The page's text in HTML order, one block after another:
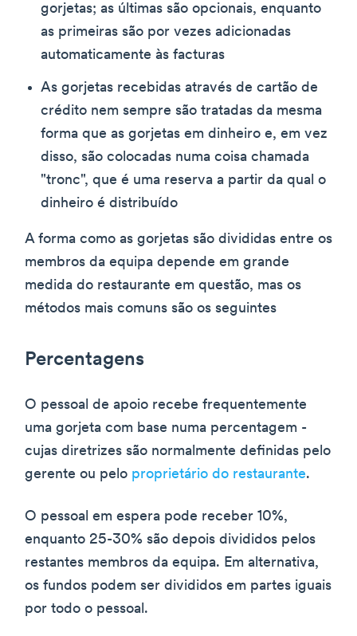
gorjetas; as últimas são opcionais, enquanto
as primeiras são por vezes adicionadas
automaticamente às facturas
As gorjetas recebidas através de cartão de
crédito nem sempre são tratadas da mesma
forma que as gorjetas em dinheiro e, em vez
disso, são colocadas numa coisa chamada
"tronc", que é uma reserva a partir da qual o
dinheiro é distribuído
A forma como as gorjetas são divididas entre os
membros da equipa depende em grande
medida do restaurante em questão, mas os
métodos mais comuns são os seguintes
Percentagens
O pessoal de apoio recebe frequentemente
uma gorjeta com base numa percentagem -
cujas diretrizes são normalmente definidas pelo
gerente ou pelo proprietário do restaurante.
O pessoal em espera pode receber 10%,
enquanto 25-30% são depois divididos pelos
restantes membros da equipa. Em alternativa,
os fundos podem ser divididos em partes iguais
por todo o pessoal.